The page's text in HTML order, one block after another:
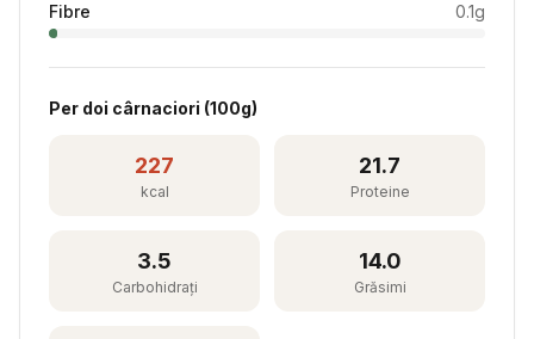
Fibre 0.1g
Per doi cârnaciori (100g)
227
kcal
21.7
Proteine
3.5
Carbohidrați
14.0
Grăsimi